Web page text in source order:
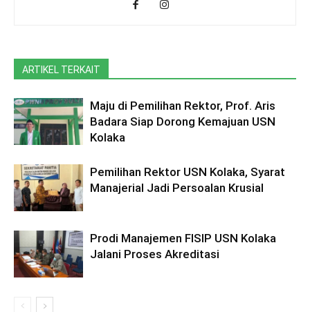
ARTIKEL TERKAIT
Maju di Pemilihan Rektor, Prof. Aris
Badara Siap Dorong Kemajuan USN
Kolaka
Pemilihan Rektor USN Kolaka, Syarat
Manajerial Jadi Persoalan Krusial
Prodi Manajemen FISIP USN Kolaka
Jalani Proses Akreditasi